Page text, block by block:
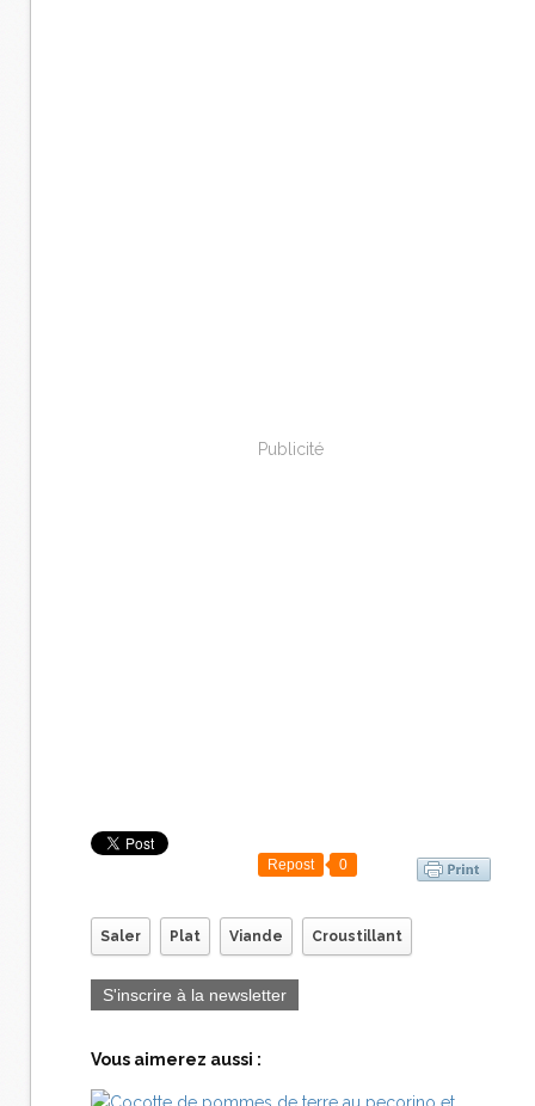
Publicité
Repost 0
Saler Plat Viande Croustillant
S'inscrire à la newsletter
Vous aimerez aussi :